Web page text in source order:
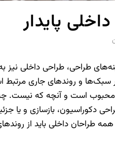
پایدار
طراحی، طراحی داخلی نیز
سبک‌ها و روندهای جاری مرتبط
محبوب است و آنچه که نیست.
دکوراسیون، بازسازی و یا
طراحان داخلی باید از